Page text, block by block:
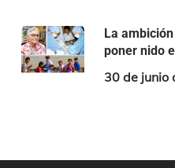
La
poner nido
30 de junio